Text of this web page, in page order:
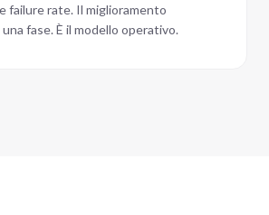
failure rate. Il miglioramento
fase. È il modello operativo.